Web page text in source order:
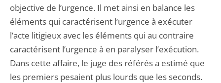
objective de l’urgence. Il met ainsi en balance les
éléments qui caractérisent l’urgence à exécuter
l’acte litigieux avec les éléments qui au contraire
caractérisent l’urgence à en paralyser l’exécution.
Dans cette affaire, le juge des référés a estimé que
les premiers pesaient plus lourds que les seconds.